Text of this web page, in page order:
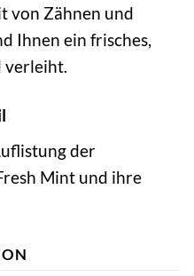
von Zähnen und
Ihnen ein frisches,
verleiht.
der
Mint und ihre